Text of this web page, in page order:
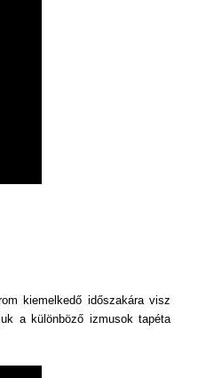
kiemelkedő időszakára visz
a különböző izmusok tapéta